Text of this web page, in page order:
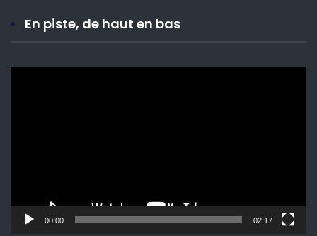
En piste, de haut en bas
00:00 02:17